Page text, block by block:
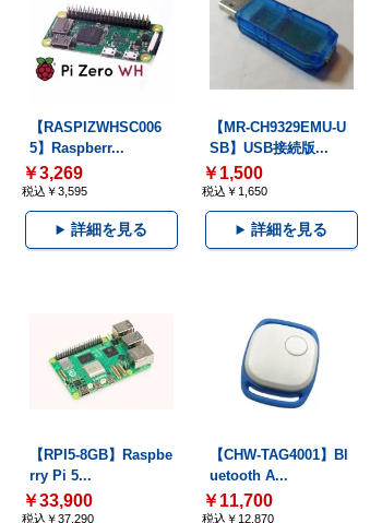
【RASPIZWHSC006
5】Raspberr...
￥3,269
税込￥3,595
詳細を見る
【MR-CH9329EMU-U
SB】USB接続版...
￥1,500
税込￥1,650
詳細を見る
【RPI5-8GB】Raspbe
rry Pi 5...
￥33,900
税込￥37,290
【CHW-TAG4001】Bl
uetooth A...
￥11,700
税込￥12,870